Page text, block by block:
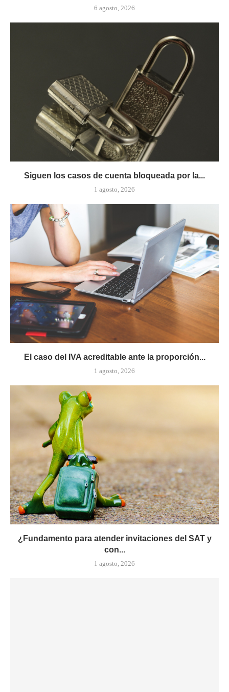
6 agosto, 2026
Siguen los casos de cuenta bloqueada por la...
1 agosto, 2026
El caso del IVA acreditable ante la proporción...
1 agosto, 2026
¿Fundamento para atender invitaciones del SAT y
con...
1 agosto, 2026